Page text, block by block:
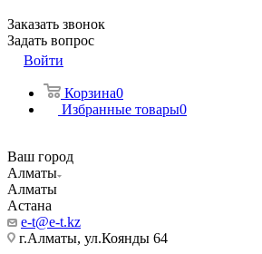
Заказать звонок
Задать вопрос
Войти
Корзина0
Избранные товары0
Ваш город
Алматы
Алматы
Астана
e-t@e-t.kz
г.Алматы, ул.Коянды 64